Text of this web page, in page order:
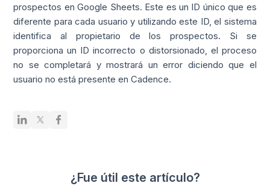
prospectos en Google Sheets. Este es un ID único que es
diferente para cada usuario y utilizando este ID, el sistema
identifica al propietario de los prospectos. Si se
proporciona un ID incorrecto o distorsionado, el proceso
no se completará y mostrará un error diciendo que el
usuario no está presente en Cadence.
¿Fue útil este artículo?